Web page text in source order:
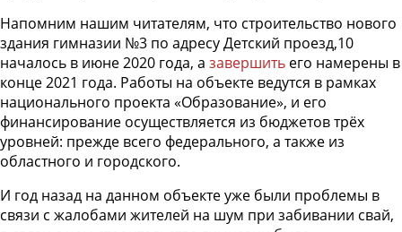
Напомним нашим читателям, что строительство нового
здания гимназии №3 по адресу Детский проезд,10
началось в июне 2020 года, а завершить его намерены в
конце 2021 года. Работы на объекте ведутся в рамках
национального проекта «Образование», и его
финансирование осуществляется из бюджетов трёх
уровней: прежде всего федерального, а также из
областного и городского.
И год назад на данном объекте уже были проблемы в
связи с жалобами жителей на шум при забивании свай,